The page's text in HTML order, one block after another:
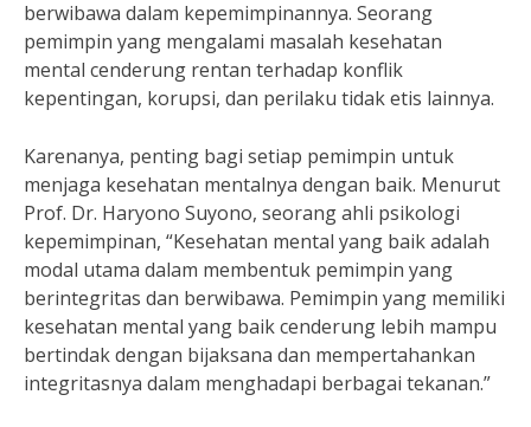
berwibawa dalam kepemimpinannya. Seorang
pemimpin yang mengalami masalah kesehatan
mental cenderung rentan terhadap konflik
kepentingan, korupsi, dan perilaku tidak etis lainnya.
Karenanya, penting bagi setiap pemimpin untuk
menjaga kesehatan mentalnya dengan baik. Menurut
Prof. Dr. Haryono Suyono, seorang ahli psikologi
kepemimpinan, “Kesehatan mental yang baik adalah
modal utama dalam membentuk pemimpin yang
berintegritas dan berwibawa. Pemimpin yang memiliki
kesehatan mental yang baik cenderung lebih mampu
bertindak dengan bijaksana dan mempertahankan
integritasnya dalam menghadapi berbagai tekanan.”